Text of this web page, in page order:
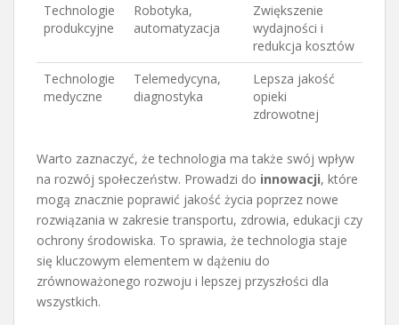
Technologie
produkcyjne
Robotyka,
automatyzacja
Zwiększenie
wydajności i
redukcja kosztów
Technologie
medyczne
Telemedycyna,
diagnostyka
Lepsza jakość
opieki
zdrowotnej
Warto zaznaczyć, że technologia ma także swój wpływ
na rozwój społeczeństw. Prowadzi do innowacji, które
mogą znacznie poprawić jakość życia poprzez nowe
rozwiązania w zakresie transportu, zdrowia, edukacji czy
ochrony środowiska. To sprawia, że technologia staje
się kluczowym elementem w dążeniu do
zrównoważonego rozwoju i lepszej przyszłości dla
wszystkich.